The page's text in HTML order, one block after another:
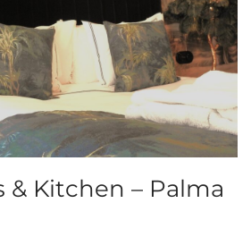
& Kitchen – Palma